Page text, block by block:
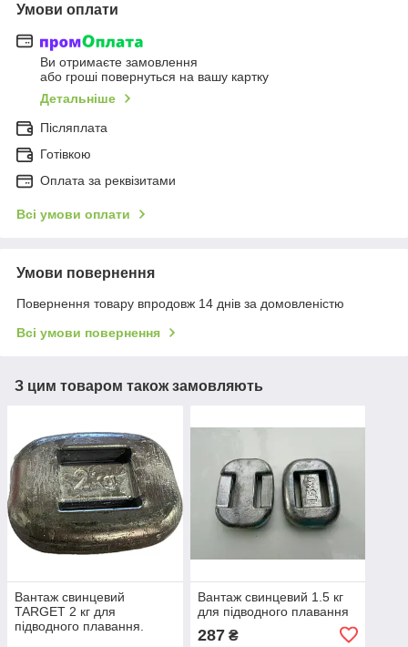
Умови оплати
Ви отримаєте замовлення
або гроші повернуться на вашу картку
Детальніше
Післяплата
Готівкою
Оплата за реквізитами
Всі умови оплати
Умови повернення
Повернення товару впродовж 14 днів за домовленістю
Всі умови повернення
З цим товаром також замовляють
Вантаж свинцевий
TARGET 2 кг для
підводного плавання.
Вантаж свинцевий 1.5 кг
для підводного плавання
287₴